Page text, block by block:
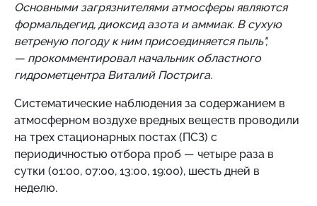
Основными загрязнителями атмосферы являются
формальдегид, диоксид азота и аммиак. В сухую
ветреную погоду к ним присоединяется пыль",
— прокомментировал начальник областного
гидрометцентра Виталий Пострига.
Систематические наблюдения за содержанием в
атмосферном воздухе вредных веществ проводили
на трех стационарных постах (ПСЗ) с
периодичностью отбора проб — четыре раза в
сутки (01:00, 07:00, 13:00, 19:00), шесть дней в
неделю.